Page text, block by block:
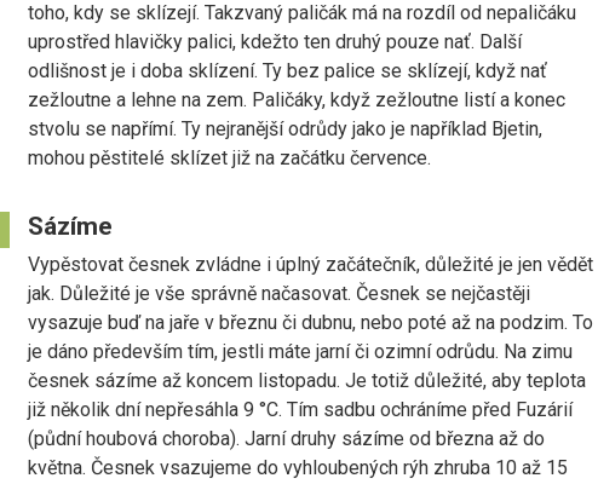
toho, kdy se sklízejí. Takzvaný paličák má na rozdíl od nepaličáku
uprostřed hlavičky palici, kdežto ten druhý pouze nať. Další
odlišnost je i doba sklízení. Ty bez palice se sklízejí, když nať
zežloutne a lehne na zem. Paličáky, když zežloutne listí a konec
stvolu se napřímí. Ty nejranější odrůdy jako je například Bjetin,
mohou pěstitelé sklízet již na začátku července.
Sázíme
Vypěstovat česnek zvládne i úplný začátečník, důležité je jen vědět
jak. Důležité je vše správně načasovat. Česnek se nejčastěji
vysazuje buď na jaře v březnu či dubnu, nebo poté až na podzim. To
je dáno především tím, jestli máte jarní či ozimní odrůdu. Na zimu
česnek sázíme až koncem listopadu. Je totiž důležité, aby teplota
již několik dní nepřesáhla 9 °C. Tím sadbu ochráníme před Fuzárií
(půdní houbová choroba). Jarní druhy sázíme od března až do
května. Česnek vsazujeme do vyhloubených rýh zhruba 10 až 15